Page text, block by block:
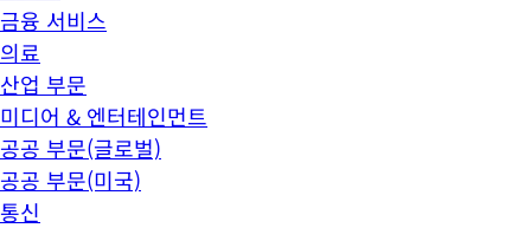
금융 서비스
의료
산업 부문
미디어 & 엔터테인먼트
공공 부문(글로벌)
공공 부문(미국)
통신